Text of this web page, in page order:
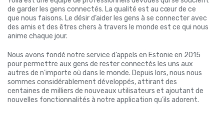
de garder les gens connectés. La qualité est au cœur de ce
que nous faisons. Le désir d’aider les gens à se connecter avec
des amis et des êtres chers à travers le monde est ce qui nous
anime chaque jour.
Nous avons fondé notre service d’appels en Estonie en 2015
pour permettre aux gens de rester connectés les uns aux
autres de n’importe où dans le monde. Depuis lors, nous nous
sommes considérablement développés, attirant des
centaines de milliers de nouveaux utilisateurs et ajoutant de
nouvelles fonctionnalités à notre application qu’ils adorent.